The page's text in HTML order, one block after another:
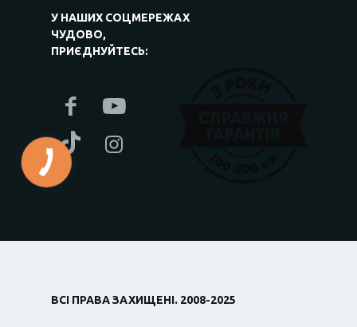
У НАШИХ СОЦМЕРЕЖАХ
ЧУДОВО,
ПРИЄДНУЙТЕСЬ:
ВСІ ПРАВА ЗАХИЩЕНІ. 2008-2025